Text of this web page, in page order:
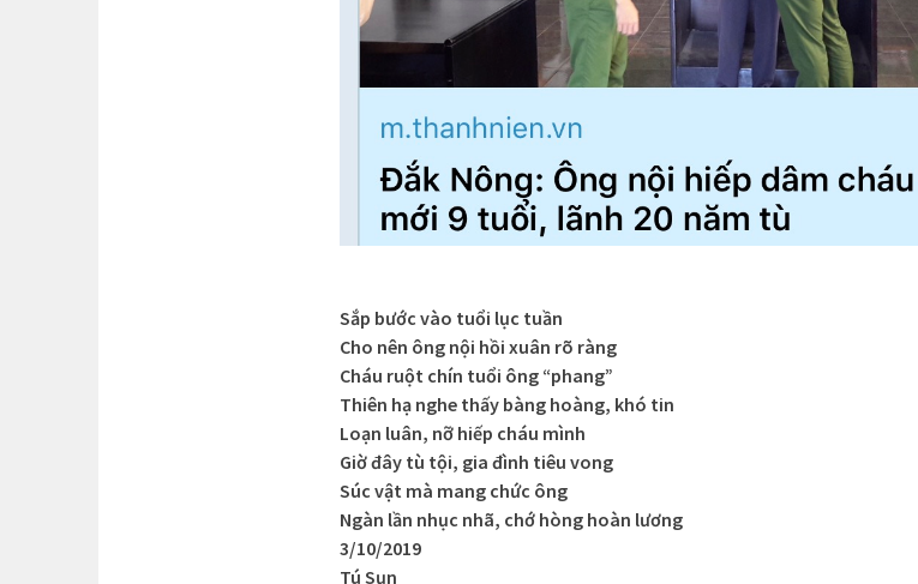
Sắp bước vào tuổi lục tuần
Cho nên ông nội hồi xuân rõ ràng
Cháu ruột chín tuổi ông “phang”
Thiên hạ nghe thấy bàng hoàng, khó tin
Loạn luân, nỡ hiếp cháu mình
Giờ đây tù tội, gia đình tiêu vong
Súc vật mà mang chức ông
Ngàn lần nhục nhã, chớ hòng hoàn lương
3/10/2019
Tú Sụn